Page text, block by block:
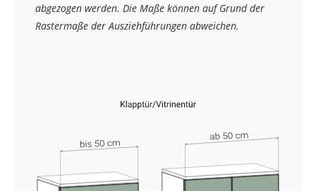
abgezogen werden. Die Maße können auf Grund der
Rastermaße der Ausziehführungen abweichen.